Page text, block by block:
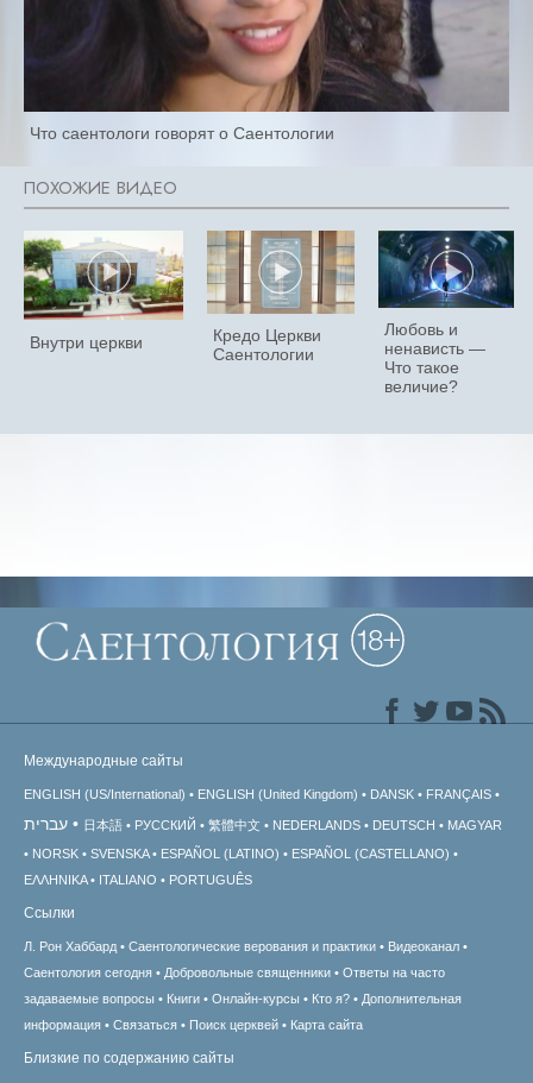
Что саентологи говорят о Саентологии
Внутри церкви
Кредо Церкви
Саентологии
Любовь и
ненависть —
Что такое
величие?
Международные сайты
ENGLISH (US/International) ENGLISH (United Kingdom) DANSK FRANÇAIS
עברית 日本語 РУССКИЙ 繁體中文 NEDERLANDS DEUTSCH
MAGYAR
NORSK
SVENSKA ESPAÑOL (LATINO)
ESPAÑOL (CASTELLANO)
ΕΛΛΗΝΙΚA
ITALIANO PORTUGUÊS
Ссылки
Л. Рон Хаббард Саентологические верования и практики
Видеоканал
Саентология сегодня
Добровольные священники
Ответы на часто
задаваемые вопросы
Книги Онлайн-курсы Кто я?
Дополнительная
информация
Связаться Поиск церквей Карта сайта
Близкие по содержанию сайты